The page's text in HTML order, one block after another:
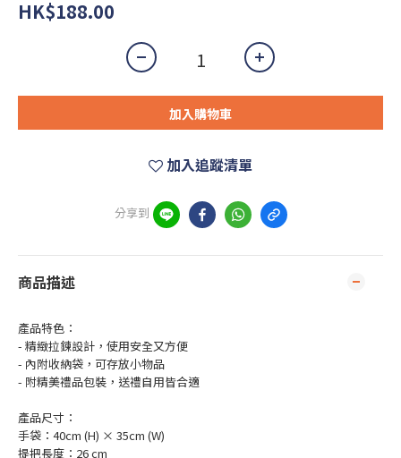
HK$188.00
加入購物車
加入追蹤清單
分享到
商品描述
產品特色：
- 精緻拉鍊設計，使用安全又方便
- 內附收納袋，可存放小物品
- 附精美禮品包裝，送禮自用皆合適
產品尺寸：
手袋：40cm (H) × 35cm (W)
提把長度：26 cm